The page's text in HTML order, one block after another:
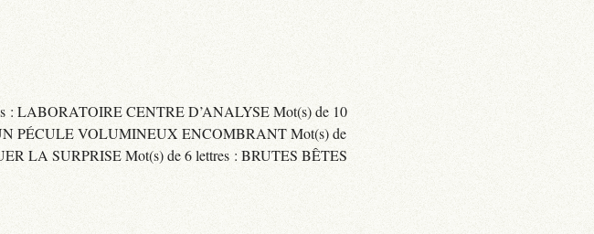
: LABORATOIRE CENTRE D’ANALYSE Mot(s) de 10
PÉCULE VOLUMINEUX ENCOMBRANT Mot(s) de
LA SURPRISE Mot(s) de 6 lettres : BRUTES BÊTES